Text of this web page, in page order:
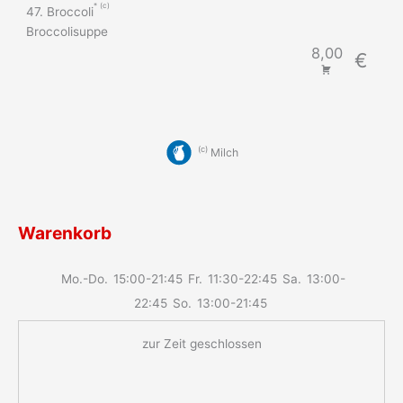
47. Broccoli c
Broccolisuppe
8,00 €
c Milch
Warenkorb
Mo.-Do. 15:00-21:45 Fr. 11:30-22:45 Sa. 13:00-
22:45 So. 13:00-21:45
zur Zeit geschlossen